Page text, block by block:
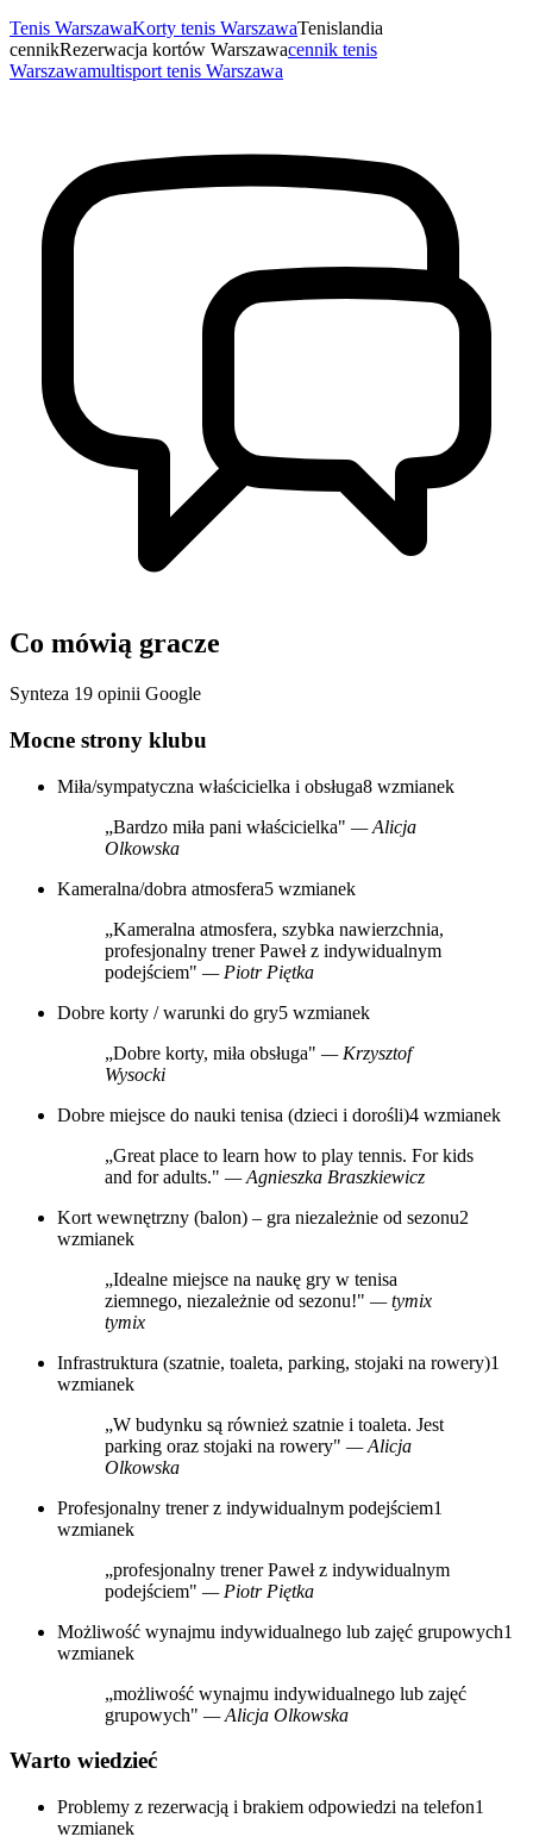
Tenis WarszawaKorty tenis WarszawaTenislandia
cennikRezerwacja kortów Warszawacennik tenis
Warszawamultisport tenis Warszawa
Co mówią gracze
Synteza 19 opinii Google
Mocne strony klubu
Miła/sympatyczna właścicielka i obsługa8 wzmianek
„Bardzo miła pani właścicielka" — Alicja
Olkowska
Kameralna/dobra atmosfera5 wzmianek
„Kameralna atmosfera, szybka nawierzchnia,
profesjonalny trener Paweł z indywidualnym
podejściem" — Piotr Piętka
Dobre korty / warunki do gry5 wzmianek
„Dobre korty, miła obsługa" — Krzysztof
Wysocki
Dobre miejsce do nauki tenisa (dzieci i dorośli)4 wzmianek
„Great place to learn how to play tennis. For kids
and for adults." — Agnieszka Braszkiewicz
Kort wewnętrzny (balon) – gra niezależnie od sezonu2
wzmianek
„Idealne miejsce na naukę gry w tenisa
ziemnego, niezależnie od sezonu!" — tymix
tymix
Infrastruktura (szatnie, toaleta, parking, stojaki na rowery)1
wzmianek
„W budynku są również szatnie i toaleta. Jest
parking oraz stojaki na rowery" — Alicja
Olkowska
Profesjonalny trener z indywidualnym podejściem1
wzmianek
„profesjonalny trener Paweł z indywidualnym
podejściem" — Piotr Piętka
Możliwość wynajmu indywidualnego lub zajęć grupowych1
wzmianek
„możliwość wynajmu indywidualnego lub zajęć
grupowych" — Alicja Olkowska
Warto wiedzieć
Problemy z rezerwacją i brakiem odpowiedzi na telefon1
wzmianek